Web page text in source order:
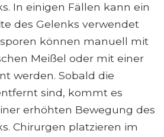
In einigen Fällen kann ein
des Gelenks verwendet
können manuell mit
Meißel oder mit einer
werden. Sobald die
sind, kommt es
erhöhten Bewegung des
Chirurgen platzieren im